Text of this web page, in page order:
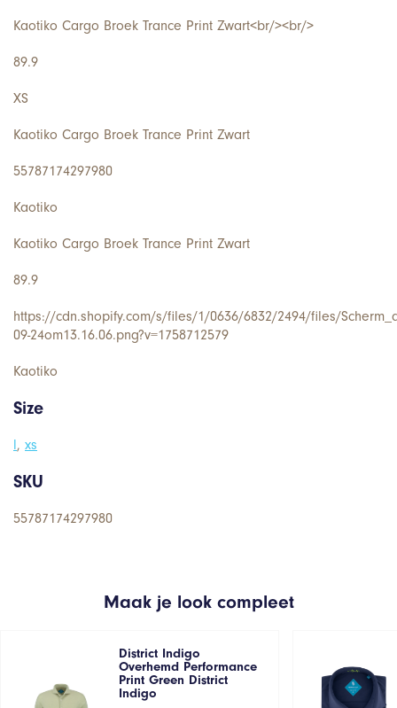
Kaotiko Cargo Broek Trance Print Zwart<br/><br/>
89.9
XS
Kaotiko Cargo Broek Trance Print Zwart
55787174297980
Kaotiko
Kaotiko Cargo Broek Trance Print Zwart
89.9
https://cdn.shopify.com/s/files/1/0636/6832/2494/files/
09-24om13.16.06.png?v=1758712579
Kaotiko
Size
l, xs
SKU
55787174297980
Maak je look compleet
District Indigo
Overhemd Performance
Print Green District
Indigo